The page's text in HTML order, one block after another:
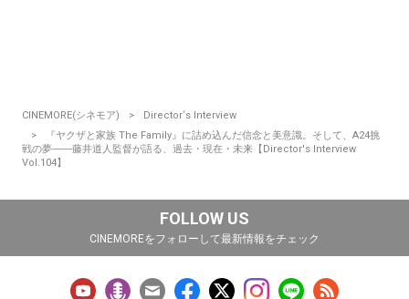
CINEMORE(シネモア)
Director‘s Interview
『ヤクザと家族 The Family』に詰め込んだ信念と美意識。そして、A24挑
戦の夢――藤井道人監督が語る、過去・現在・未来【Director's Interview
Vol.104】
FOLLOW US
CINEMOREをフォローして最新情報をチェック